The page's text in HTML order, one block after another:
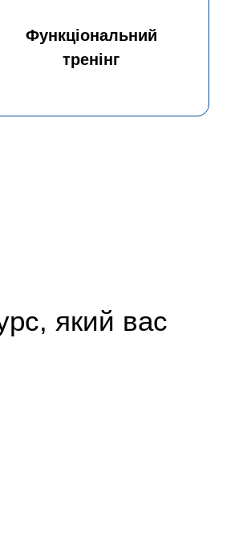
Функціональний
тренінг
який вас